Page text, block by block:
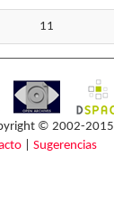
11
© 2002-2015
| Sugerencias